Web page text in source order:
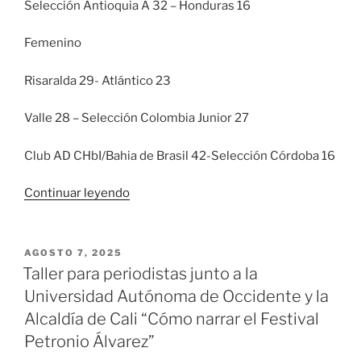
Selección Antioquia A 32 – Honduras 16
Femenino
Risaralda 29- Atlántico 23
Valle 28 – Selección Colombia Junior 27
Club AD CHbI/Bahia de Brasil 42-Selección Córdoba 16
Continuar leyendo«En
Valle
Femenino
a
Colombia
PUBLICADO
EL
AGOSTO 7, 2025
Taller para periodistas junto a la
Universidad Autónoma de Occidente y la
Alcaldía de Cali “Cómo narrar el Festival
Petronio Álvarez”